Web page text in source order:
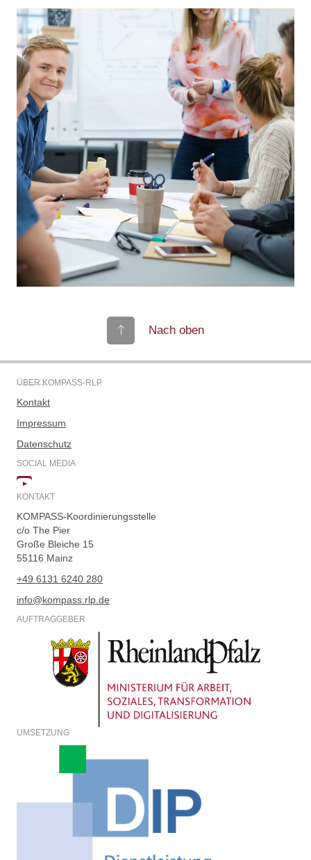
Nach oben
ÜBER KOMPASS-RLP
Kontakt
Impressum
Datenschutz
SOCIAL MEDIA
KONTAKT
KOMPASS-Koordinierungsstelle
c/o The Pier
Große Bleiche 15
55116 Mainz
+49 6131 6240 280
info@kompass.rlp.de
AUFTRAGGEBER
UMSETZUNG